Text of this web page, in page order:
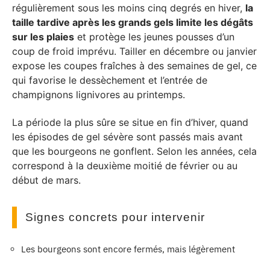
régulièrement sous les moins cinq degrés en hiver, la
taille tardive après les grands gels limite les dégâts
sur les plaies et protège les jeunes pousses d’un
coup de froid imprévu. Tailler en décembre ou janvier
expose les coupes fraîches à des semaines de gel, ce
qui favorise le dessèchement et l’entrée de
champignons lignivores au printemps.
La période la plus sûre se situe en fin d’hiver, quand
les épisodes de gel sévère sont passés mais avant
que les bourgeons ne gonflent. Selon les années, cela
correspond à la deuxième moitié de février ou au
début de mars.
Signes concrets pour intervenir
Les bourgeons sont encore fermés, mais légèrement